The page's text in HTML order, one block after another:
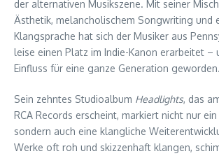
der alternativen Musikszene. Mit seiner
Ästhetik, melancholischem Songwriting und
Klangsprache hat sich der Musiker aus
leise einen Platz im Indie-Kanon erarbeitet –
Einfluss für eine ganze Generation geworden.
Sein zehntes Studioalbum Headlights, das
RCA Records erscheint, markiert nicht nur
sondern auch eine klangliche
Werke oft roh und skizzenhaft klangen,